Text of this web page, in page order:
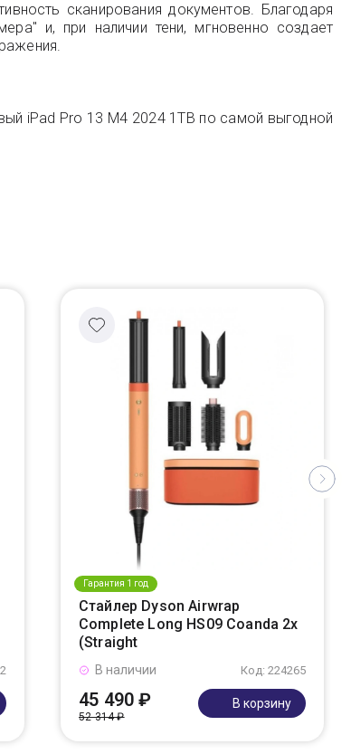
сканирования документов. Благодаря
и, при наличии тени, мгновенно создает
iPad Pro 13 M4 2024 1TB по самой выгодной
Гарантия 1 год
Стайлер Dyson Airwrap
Complete Long HS09 Coanda 2x
(Straight
Код: 224265
В наличии
45 490 ₽
52 314 ₽
В корзину